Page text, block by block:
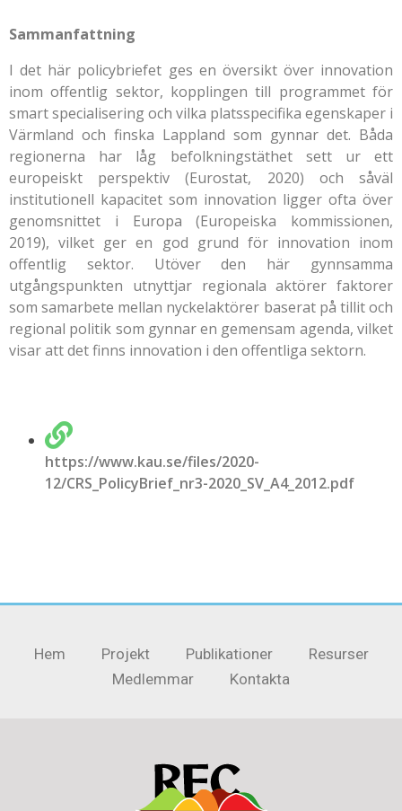
Sammanfattning
I det här policybriefet ges en översikt över innovation
inom offentlig sektor, kopplingen till programmet för
smart specialisering och vilka platsspecifika egenskaper i
Värmland och finska Lappland som gynnar det. Båda
regionerna har låg befolkningstäthet sett ur ett
europeiskt perspektiv (Eurostat, 2020) och såväl
institutionell kapacitet som innovation ligger ofta över
genomsnittet i Europa (Europeiska kommissionen,
2019), vilket ger en god grund för innovation inom
offentlig sektor. Utöver den här gynnsamma
utgångspunkten utnyttjar regionala aktörer faktorer
som samarbete mellan nyckelaktörer baserat på tillit och
regional politik som gynnar en gemensam agenda, vilket
visar att det finns innovation i den offentliga sektorn.
https://www.kau.se/files/2020-
12/CRS_PolicyBrief_nr3-2020_SV_A4_2012.pdf
Hem Projekt Publikationer
Resurser
Medlemmar
Kontakta